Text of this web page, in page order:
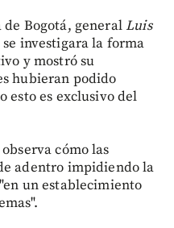
de Bogotá, generalLuis
investigara la forma
y mostró su
hubieran podido
esto es exclusivo del
cómo las
adentro impidiendo la
un establecimiento